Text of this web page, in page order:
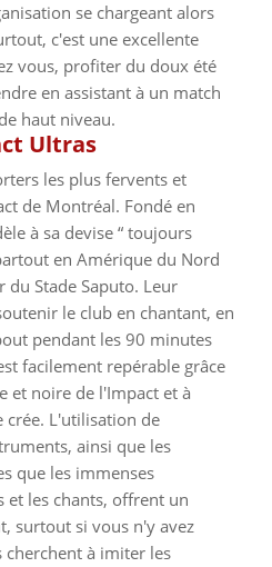
se chargeant alors
c'est une excellente
vous, profiter du doux été
en assistant à un match
haut niveau.
Ultras
les plus fervents et
de Montréal. Fondé en
à sa devise “ toujours
en Amérique du Nord
Stade Saputo. Leur
le club en chantant, en
pendant les 90 minutes
facilement repérable grâce
et noire de l'Impact et à
crée. L'utilisation de
ainsi que les
que les immenses
et les chants, offrent un
surtout si vous n'y avez
cherchent à imiter les